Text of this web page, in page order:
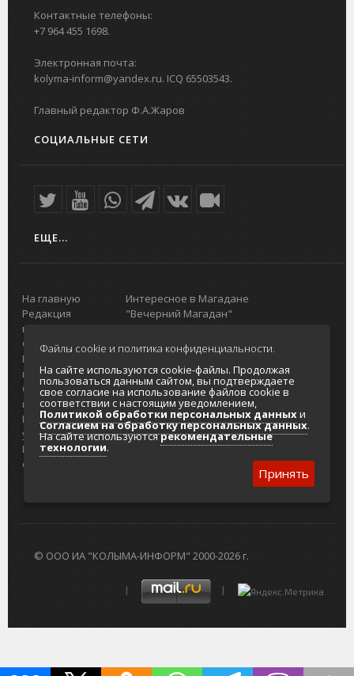
Контактные телефоны:
+7 964 455 1698.
Электронная почта:
kolyma-inform@yandex.ru. ICQ 65503543.
Главный редактор Ф.А.Жаров
СОЦИАЛЬНЫЕ СЕТИ
ЕЩЕ...
На главную
Редакция
портала
О проекте
Реклама на
портале
Отзывы и
предложения
Интернет-
услуги
Разработка
сайтов
Интересное в Магадане
"Вечерний Магадан"
Городская доска объявлений
Реклама
Главный туристический портал
Колымы
Политика в отношении обработки
персональных данных
Согласие на обработку персональных
данных
© ООО ИА "КОЛЫМА-ИНФОРМ" 2000-2026 г.
Файлы cookie и политика конфиденциальности.
На сайте используются cookie-файлы. Продолжая
пользоваться данным сайтом, вы подтверждаете
свое согласие на использование файлов cookie в
соответствии с настоящим уведомлением,
Политикой обработки персональных данныхи
Согласием на обработку персональных данных.
На сайте используютсярекомендательные
технологии.
Принять